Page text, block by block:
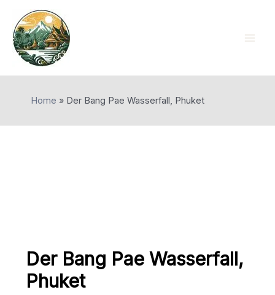
content
Home » Der Bang Pae Wasserfall, Phuket
Der Bang Pae Wasserfall,
Phuket